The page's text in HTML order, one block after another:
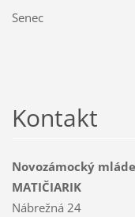
Senec
Kontakt
Novozámocký
MATIČIARIK
Nábrežná 24